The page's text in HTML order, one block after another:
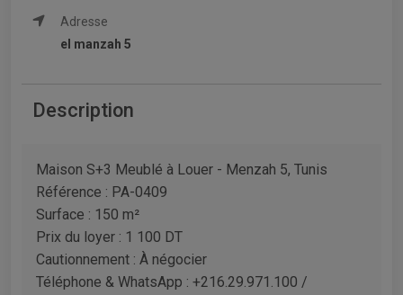
Adresse
el manzah 5
Description
Maison S+3 Meublé à Louer - Menzah 5, Tunis
Référence : PA-0409
Surface : 150 m²
Prix du loyer : 1 100 DT
Cautionnement : À négocier
Téléphone & WhatsApp : +216.29.971.100 /